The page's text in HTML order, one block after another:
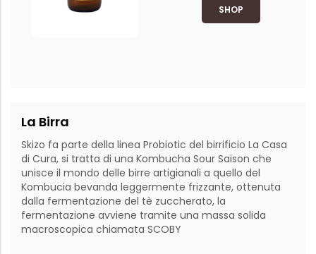
SHOP
La Birra
Skizo fa parte della linea Probiotic del birrificio La Casa
di Cura, si tratta di una Kombucha Sour Saison che
unisce il mondo delle birre artigianali a quello del
Kombucia bevanda leggermente frizzante, ottenuta
dalla fermentazione del tè zuccherato, la
fermentazione avviene tramite una massa solida
macroscopica chiamata SCOBY